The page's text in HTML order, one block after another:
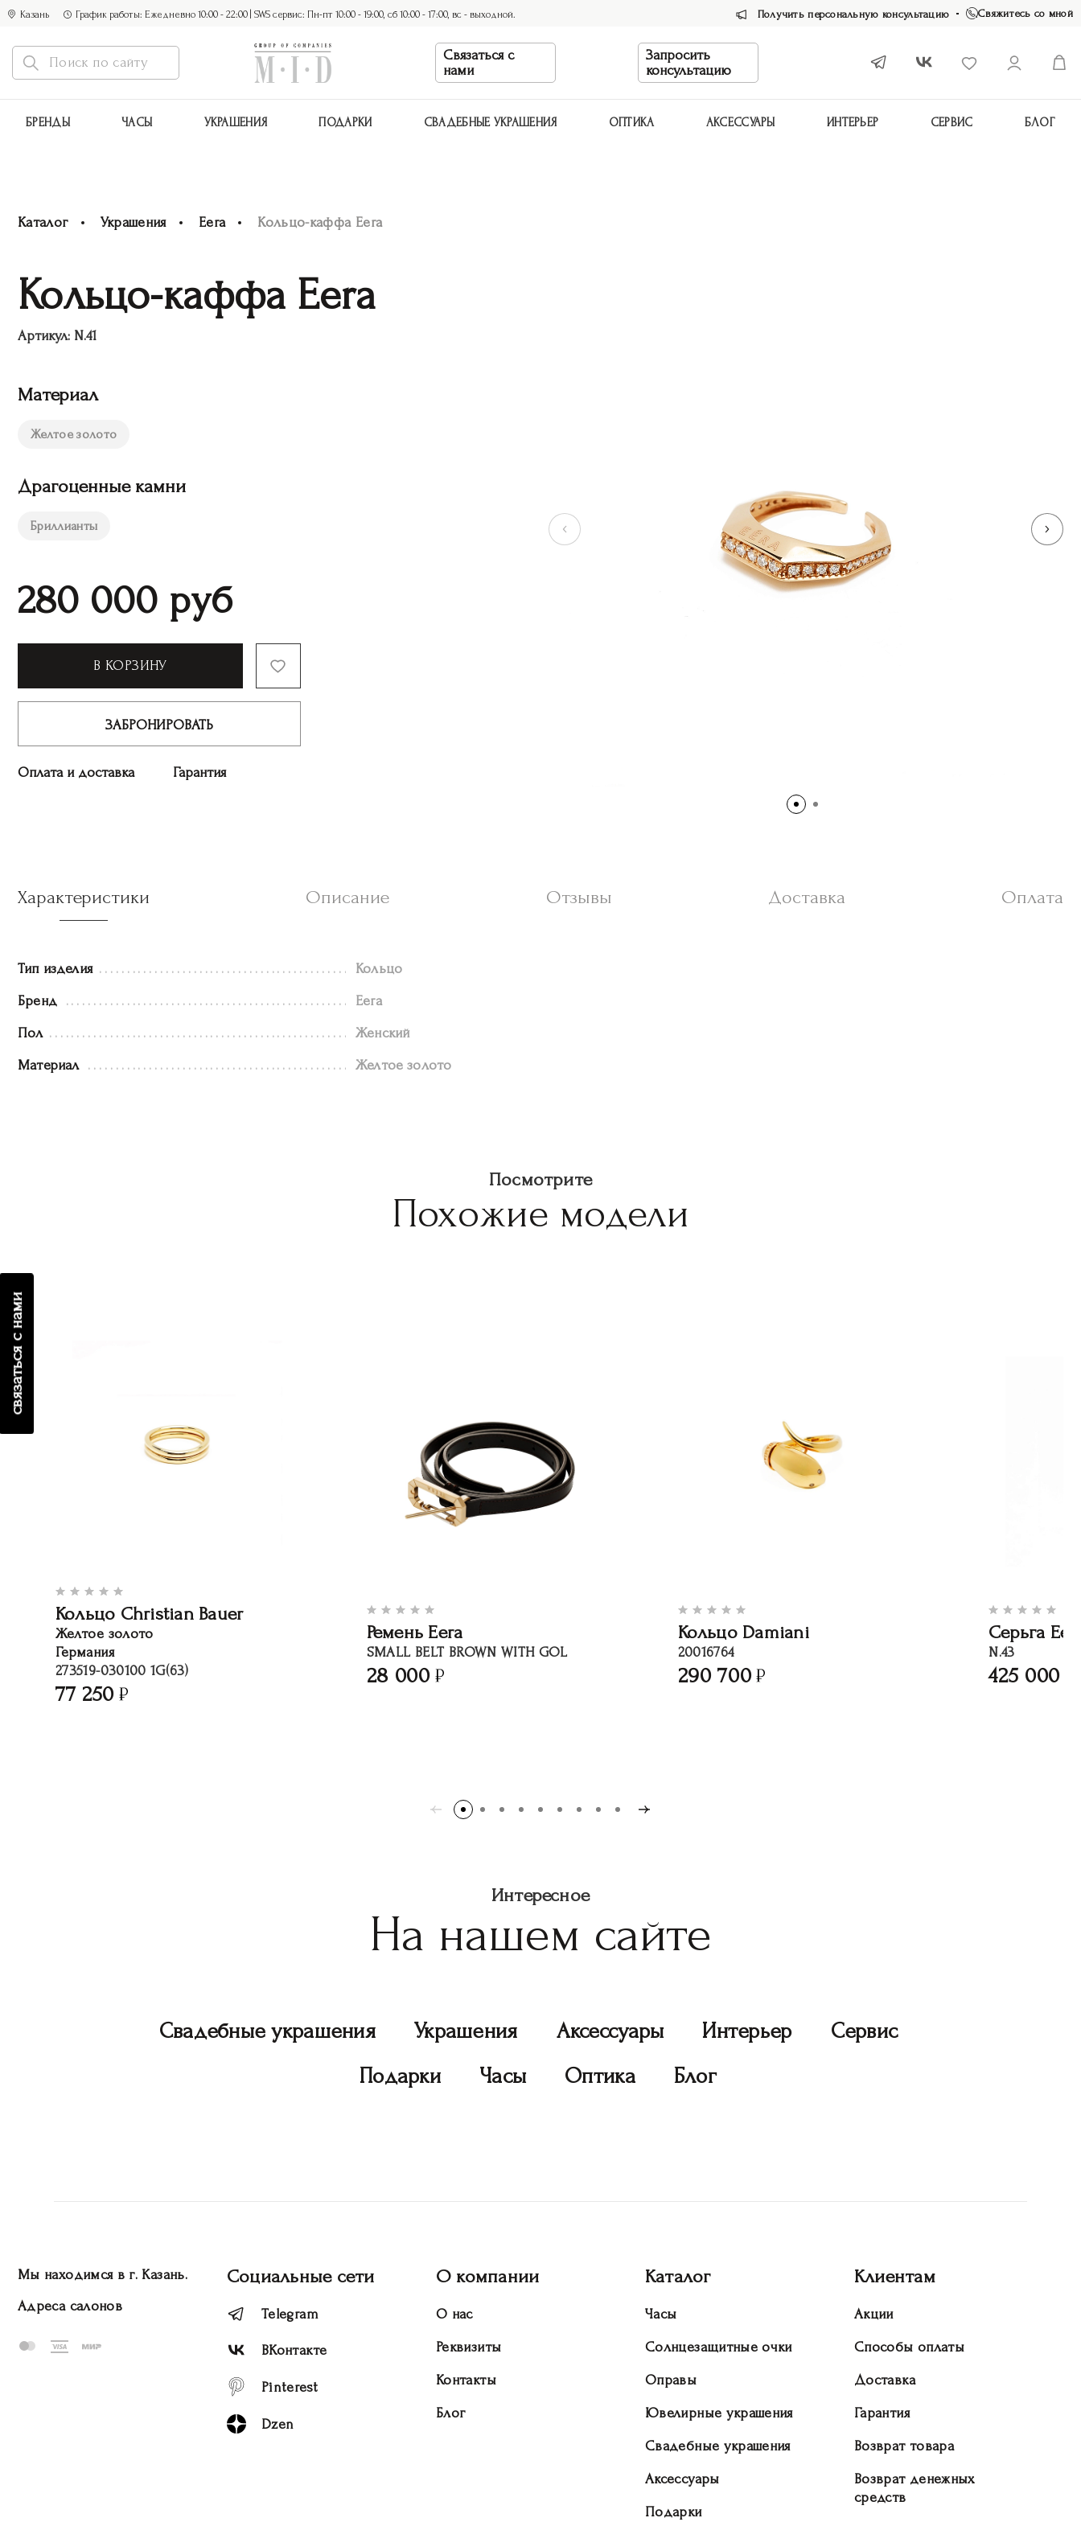
Казань График работы: Ежедневно 10:00 - 22:00 | SWS сервис: Пн-пт 10:00 - 19:00, сб 10:00 - 17:00, вс - выходной. Получить персональную консультацию Свяжитесь со мной
Связаться с
нами
Запросить
консультацию
БРЕНДЫ ЧАСЫ УКРАШЕНИЯ ПОДАРКИ СВАДЕБНЫЕ УКРАШЕНИЯ ОПТИКА АКСЕССУАРЫ ИНТЕРЬЕР СЕРВИС БЛОГ
связаться с нами
Каталог Украшения Eera Кольцо-каффа Eera
Кольцо-каффа Eera
Артикул: N.41
Материал
Желтое золото
Драгоценные камни
Бриллианты
280 000 руб
В КОРЗИНУ
ЗАБРОНИРОВАТЬ
Оплата и доставка Гарантия
Характеристики Описание Отзывы Доставка Оплата
Тип изделия Кольцо
Бренд Eera
Пол Женский
Материал Желтое золото
Посмотрите
Похожие модели
Кольцо Christian Bauer
Желтое золото
Германия
273519-030100 1G(63)
77 250
Ремень Eera
SMALL BELT BROWN WITH GOL
28 000
Кольцо Damiani
20016764
290 700
Серьга
N.43
425 000
Интересное
На нашем сайте
Свадебные украшения Украшения Аксессуары Интерьер
Сервис
Подарки
Часы Оптика Блог
Мы находимся в г. Казань.
Адреса салонов
Социальные сети
Telegram
ВКонтакте
Pinterest
Dzen
О компании
О нас
Реквизиты
Контакты
Блог
Каталог
Часы
Солнцезащитные очки
Оправы
Ювелирные украшения
Свадебные украшения
Аксессуары
Подарки
Клиентам
Акции
Способы оплаты
Доставка
Гарантия
Возврат товара
Возврат денежных
средств